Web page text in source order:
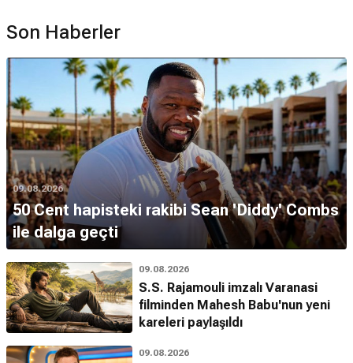
Son Haberler
09.08.2026
50 Cent hapisteki rakibi Sean 'Diddy' Combs
ile dalga geçti
09.08.2026
S.S. Rajamouli imzalı Varanasi
filminden Mahesh Babu'nun yeni
kareleri paylaşıldı
09.08.2026